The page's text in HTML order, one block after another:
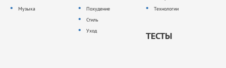
Музыка
Похудение
Стиль
Уход
Технологии
ТЕСТЫ